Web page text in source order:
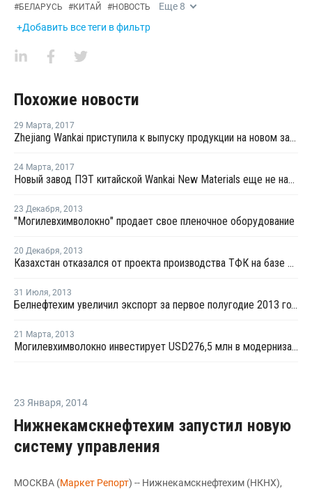
#БЕЛАРУСЬ #КИТАЙ #НОВОСТЬ Еще 8
+Добавить все теги в фильтр
Похожие новости
29 Марта, 2017
Zhejiang Wankai приступила к выпуску продукции на новом заводе ПЭТ в Китае
24 Марта, 2017
Новый завод ПЭТ китайской Wankai New Materials еще не начал выпуск кондиционной продукции
23 Декабря, 2013
"Могилевхимволокно" продает свое пленочное оборудование
20 Декабря, 2013
Казахстан отказался от проекта производства ТФК на базе Могилевхимволокна
31 Июля, 2013
Белнефтехим увеличил экспорт за первое полугодие 2013 года в 1,5 раза
21 Марта, 2013
Могилевхимволокно инвестирует USD276,5 млн в модернизацию производства в 2013-2016 годах
23 Января, 2014
Нижнекамскнефтехим запустил новую
систему управления
МОСКВА (Маркет Репорт) -- Нижнекамскнефтехим (НКНХ),